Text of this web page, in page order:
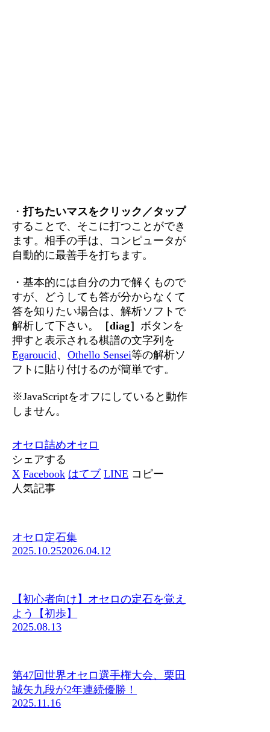
・打ちたいマスをクリック／タップ
することで、そこに打つことができ
ます。相手の手は、コンピュータが
自動的に最善手を打ちます。
・基本的には自分の力で解くもので
すが、どうしても答が分からなくて
答を知りたい場合は、解析ソフトで
解析して下さい。
［diag］ ボタンを
押すと表示される棋譜の文字列を
Egaroucid、Othello Sensei等の解析ソ
フトに貼り付けるのが簡単です。
※JavaScriptをオフにしていると動作
しません。
オセロ詰めオセロ
シェアする
X Facebook はてブ LINE コピー
人気記事
オセロ定石集
2025.10.252026.04.12
【初心者向け】オセロの定石を覚え
よう【初歩】
2025.08.13
第47回世界オセロ選手権大会、栗田
誠矢九段が2年連続優勝！
2025.11.16